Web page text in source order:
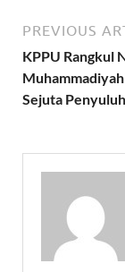
PREVIOUS
KPPU Rangkul
Sejuta